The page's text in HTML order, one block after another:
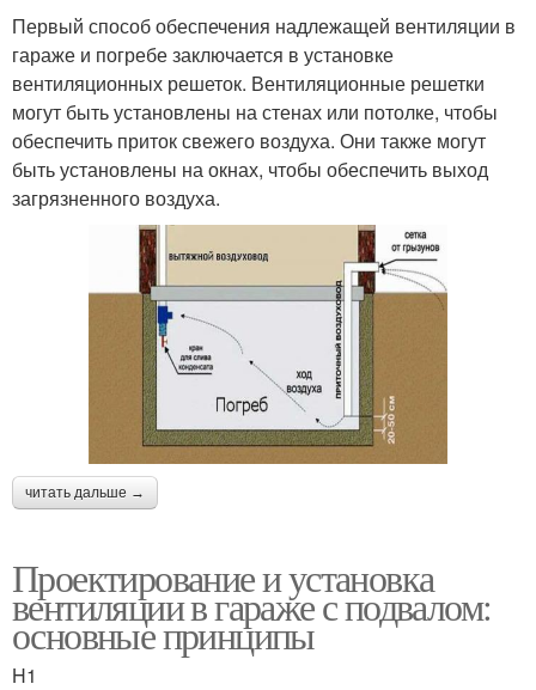
Первый способ обеспечения надлежащей вентиляции в
гараже и погребе заключается в установке
вентиляционных решеток. Вентиляционные решетки
могут быть установлены на стенах или потолке, чтобы
обеспечить приток свежего воздуха. Они также могут
быть установлены на окнах, чтобы обеспечить выход
загрязненного воздуха.
читать дальше →
Проектирование и установка
вентиляции в гараже с подвалом:
основные принципы
H1